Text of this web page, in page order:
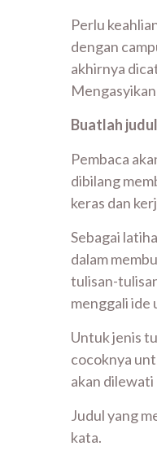
Perlu
dengan
akhirnya
Buatlah
Pembaca
dibilang
keras dan
Sebagai
dalam
tulisan-
menggali ide
Untuk jenis
cocoknya
akan dilewati
Judul yang
kata.